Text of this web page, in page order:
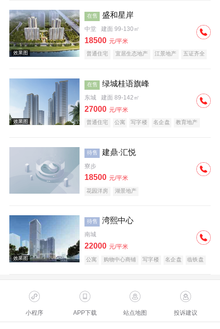
在售 盛和星岸
中堂 建面 99-130㎡
18500 元/平米
普通住宅 宜居生态地产 江景地产 五证齐全
在售 绿城桂语旗峰
东城 建面 89-142㎡
27000 元/平米
普通住宅 公寓 写字楼 名企盘 教育地产
待售 建鼎·汇悦
寮步
18500 元/平米
花园洋房 湖景地产
待售 湾熙中心
南城
22000 元/平米
公寓 购物中心商铺 写字楼 名企盘 临铁盘
小程序 APP下载 站点地图 投诉建议